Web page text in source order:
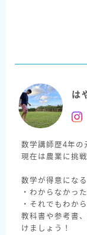
は
数学講師歴4年の
現在は農業に挑
数学が得意にな
・わからなかっ
・それでもわか
教科書や参考書
けましょう！